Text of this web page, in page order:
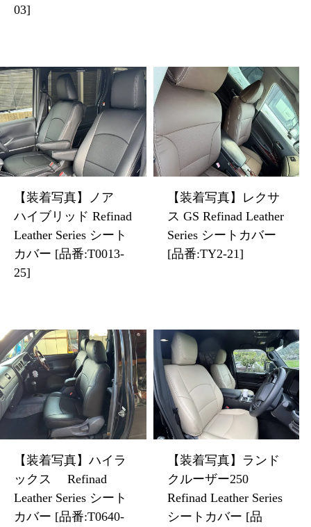
03]
【装着写真】ノア
ハイブリッド Refinad
Leather Series シート
カバー [品番:T0013-
25]
【装着写真】レクサ
ス GS Refinad Leather
Series シートカバー
[品番:TY2-21]
【装着写真】ハイラ
ックス Refinad
Leather Series シート
カバー [品番:T0640-
【装着写真】ランド
クルーザー250
Refinad Leather Series
シートカバー [品